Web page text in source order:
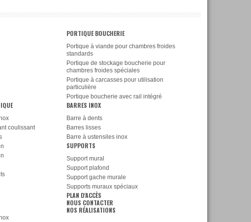
PORTIQUE BOUCHERIE
Portique à viande pour chambres froides
standards
Portique de stockage boucherie pour
chambres froides spéciales
Portique à carcasses pour utilisation
particulière
Portique boucherie avec rail intégré
coulissant
BARRES INOX
Barre à dents
Barres lisses
Barre à ustensiles inox
SUPPORTS
Support mural
Support plafond
Support gache murale
Supports muraux spéciaux
PLAN D'ACCÈS
NOUS CONTACTER
NOS RÉALISATIONS